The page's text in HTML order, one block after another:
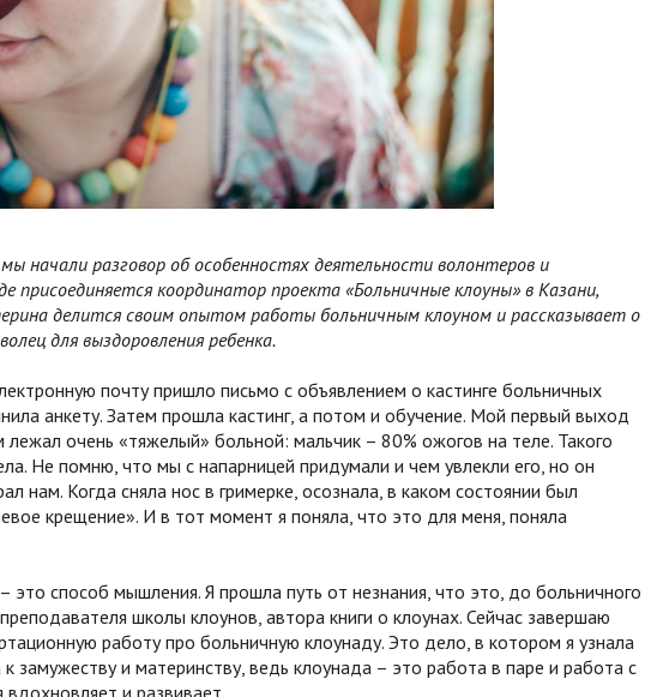
начали разговор об особенностях деятельности волонтеров и
присоединяется координатор проекта «Больничные клоуны» в Казани,
делится своим опытом работы больничным клоуном и рассказывает о
для выздоровления ребенка.
почту пришло письмо с объявлением о кастинге больничных
анкету. Затем прошла кастинг, а потом и обучение. Мой первый выход
очень «тяжелый» больной: мальчик – 80% ожогов на теле. Такого
Не помню, что мы с напарницей придумали и чем увлекли его, но он
нам. Когда сняла нос в гримерке, осознала, в каком состоянии был
крещение». И в тот момент я поняла, что это для меня, поняла
это способ мышления. Я прошла путь от незнания, что это, до больничного
школы клоунов, автора книги о клоунах. Сейчас завершаю
работу про больничную клоунаду. Это дело, в котором я узнала
замужеству и материнству, ведь клоунада – это работа в паре и работа с
и развивает.